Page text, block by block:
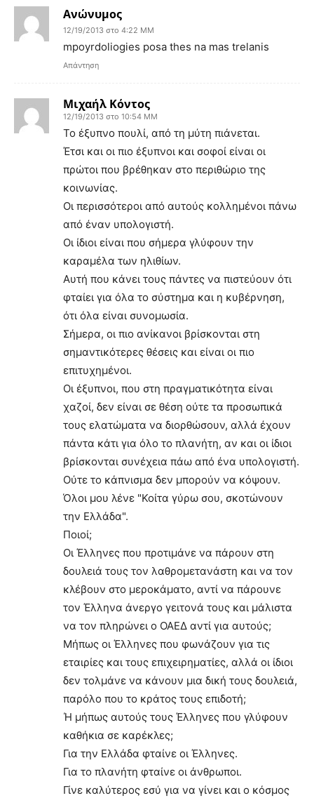
Ανώνυμος
12/19/2013 στο 4:22 ΜΜ
mpoyrdoliogies posa thes na mas trelanis
Απάντηση
Μιχαήλ Κόντος
12/19/2013 στο 10:54 ΜΜ
Το έξυπνο πουλί, από τη μύτη πιάνεται.
Έτσι και οι πιο έξυπνοι και σοφοί είναι οι
πρώτοι που βρέθηκαν στο περιθώριο της
κοινωνίας.
Οι περισσότεροι από αυτούς κολλημένοι πάνω
από έναν υπολογιστή.
Οι ίδιοι είναι που σήμερα γλύφουν την
καραμέλα των ηλιθίων.
Αυτή που κάνει τους πάντες να πιστεύουν ότι
φταίει για όλα το σύστημα και η κυβέρνηση,
ότι όλα είναι συνομωσία.
Σήμερα, οι πιο ανίκανοι βρίσκονται στη
σημαντικότερες θέσεις και είναι οι πιο
επιτυχημένοι.
Οι έξυπνοι, που στη πραγματικότητα είναι
χαζοί, δεν είναι σε θέση ούτε τα προσωπικά
τους ελατώματα να διορθώσουν, αλλά έχουν
πάντα κάτι για όλο το πλανήτη, αν και οι ίδιοι
βρίσκονται συνέχεια πάω από ένα υπολογιστή.
Ούτε το κάπνισμα δεν μπορούν να κόψουν.
Όλοι μου λένε "Κοίτα γύρω σου, σκοτώνουν
την Ελλάδα".
Ποιοί;
Οι Έλληνες που προτιμάνε να πάρουν στη
δουλειά τους τον λαθρομετανάστη και να τον
κλέβουν στο μεροκάματο, αντί να πάρουνε
τον Έλληνα άνεργο γειτονά τους και μάλιστα
να τον πληρώνει ο ΟΑΕΔ αντί για αυτούς;
Μήπως οι Έλληνες που φωνάζουν για τις
εταιρίες και τους επιχειρηματίες, αλλά οι ίδιοι
δεν τολμάνε να κάνουν μια δική τους δουλειά,
παρόλο που το κράτος τους επιδοτή;
Ή μήπως αυτούς τους Έλληνες που γλύφουν
καθήκια σε καρέκλες;
Για την Ελλάδα φταίνε οι Έλληνες.
Για το πλανήτη φταίνε οι άνθρωποι.
Γίνε καλύτερος εσύ για να γίνει και ο κόσμος